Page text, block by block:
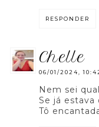
RESPONDER
chelle
06/01/2024,
Nem sei
Se já estava
Tô